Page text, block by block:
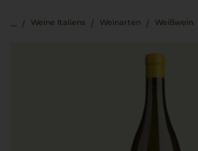
Weine Italiens Weinarten Weißwein